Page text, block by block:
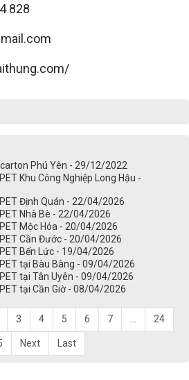
Phú Yên - 29/12/2022
Khu Công Nghiệp Long Hậu -
Định Quán - 22/04/2026
Nhà Bè - 22/04/2026
Mộc Hóa - 20/04/2026
Cần Đước - 20/04/2026
Bến Lức - 19/04/2026
tại Bàu Bàng - 09/04/2026
tại Tân Uyên - 09/04/2026
tại Cần Giờ - 08/04/2026
3 4 5 6 7 24
Next Last